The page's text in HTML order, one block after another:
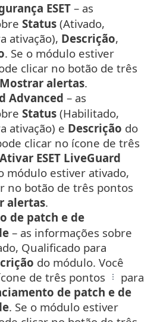
ESET– as
Status (Ativado,
ativação), Descrição,
. Se o módulo estiver
clicar no botão de três
Mostrar alertas.
Advanced – as
Status (Habilitado,
ativação) e Descrição do
clicar no ícone de três
Ativar ESET LiveGuard
módulo estiver ativado,
no botão de três pontos
alertas.
de patch e de
– as informações sobre
Qualificado para
do módulo. Você
de três pontos
para
de patch e de
. Se o módulo estiver